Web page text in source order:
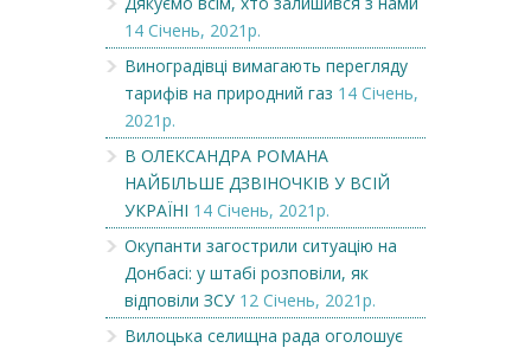
14 Січень, 2021р.
Виноградівці вимагають перегляду
тарифів на природний газ 14 Січень,
2021р.
В ОЛЕКСАНДРА РОМАНА
НАЙБІЛЬШЕ ДЗВІНОЧКІВ У ВСІЙ
УКРАЇНІ 14 Січень, 2021р.
Окупанти загострили ситуацію на
Донбасі: у штабі розповіли, як
відповіли ЗСУ 12 Січень, 2021р.
Вилоцька селищна рада оголошує